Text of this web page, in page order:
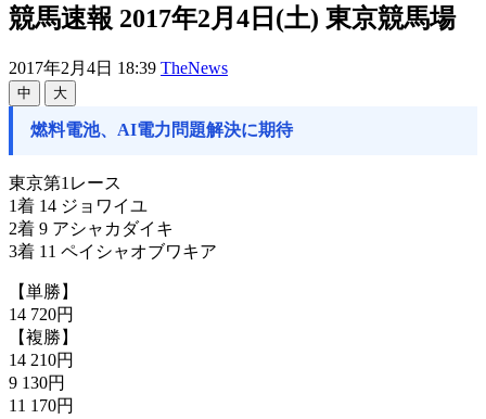
競馬速報 2017年2月4日(土) 東京競馬場
2017年2月4日 18:39 TheNews
中 大
燃料電池、AI電力問題解決に期待
東京第1レース
1着 14 ジョワイユ
2着 9 アシャカダイキ
3着 11 ペイシャオブワキア
【単勝】
14 720円
【複勝】
14 210円
9 130円
11 170円